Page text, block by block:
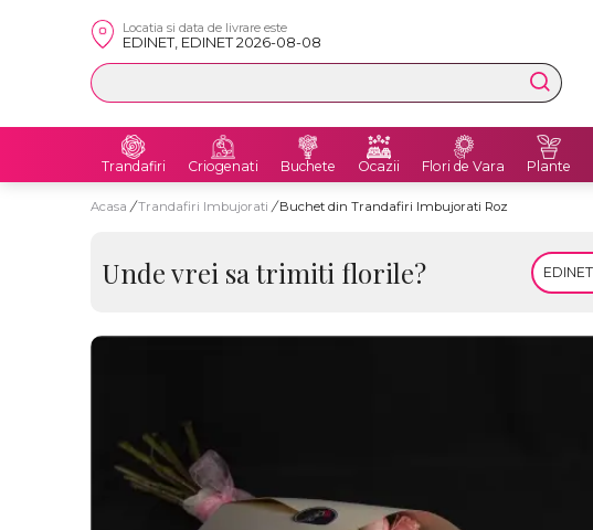
Locatia si data de livrare este
EDINET, EDINET 2026-08-08
Trandafiri Criogenati Buchete Ocazii Flori de Vara Plante
Acasa / Trandafiri Imbujorati / Buchet din Trandafiri Imbujorati Roz
Unde vrei sa trimiti florile?